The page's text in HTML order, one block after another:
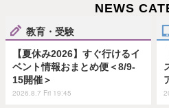
NEWS
教育・受験
【夏休み2026】すぐ行けるイ
ベント情報おまとめ便＜8/9-
15開催＞
2026.8.7 Fri 19:45